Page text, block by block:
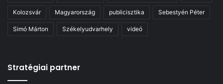
Kolozsvár Magyarország publicisztika Sebestyén Péter
Simó Márton Székelyudvarhely videó
Stratégiai partner